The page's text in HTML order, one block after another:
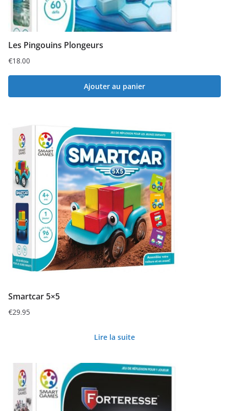
Les Pingouins Plongeurs
€18.00
Ajouter au panier
Smartcar 5×5
€29.95
Lire la suite